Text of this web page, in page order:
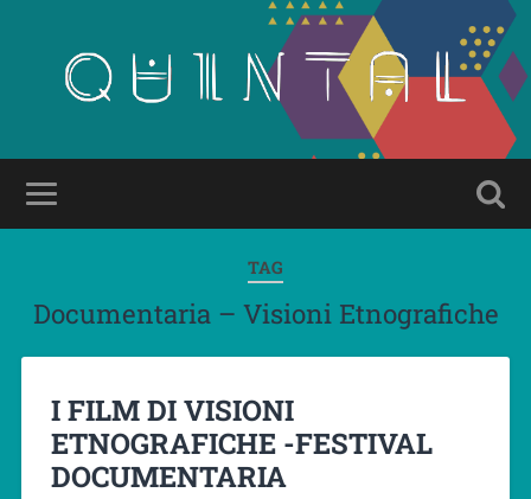
TAG
Documentaria – Visioni Etnografiche
I FILM DI VISIONI
ETNOGRAFICHE -FESTIVAL
DOCUMENTARIA